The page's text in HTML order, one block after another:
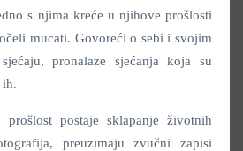
s njima kreće u njihove prošlosti
mucati. Govoreći o sebi i svojim
pronalaze sjećanja koja su
postaje sklapanje životnih
preuzimaju zvučni zapisi